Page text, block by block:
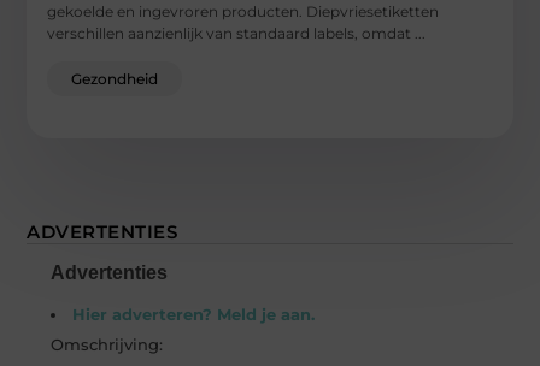
gekoelde en ingevroren producten. Diepvriesetiketten
verschillen aanzienlijk van standaard labels, omdat ...
Gezondheid
ADVERTENTIES
Advertenties
Hier adverteren? Meld je aan.
Omschrijving: